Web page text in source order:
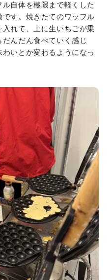
自体を極限まで軽くした
す。焼きたてのワッフル
れて、上に生いちごが乗
んだん食べていく感じ
いとか変わるようになっ